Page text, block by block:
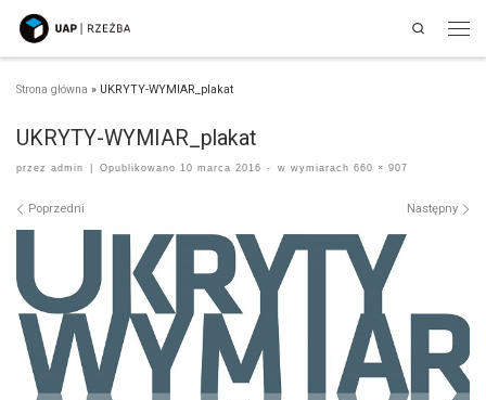
Przejdź do treści
Search
Strona główna » UKRYTY-WYMIAR_plakat
UKRYTY-WYMIAR_plakat
przez admin Opublikowano 10 marca 2016 - w wymiarach 660 × 907
Nawigacja po obrazach
Poprzedni Następny